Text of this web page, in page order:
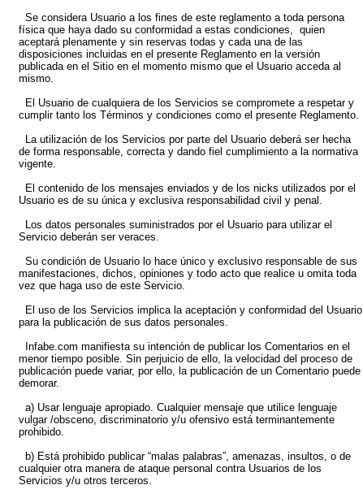
Se considera Usuario a los fines de este reglamento a toda persona
física que haya dado su conformidad a estas condiciones, quien
aceptará plenamente y sin reservas todas y cada una de las
disposiciones incluidas en el presente Reglamento en la versión
publicada en el Sitio en el momento mismo que el Usuario acceda al
mismo.
El Usuario de cualquiera de los Servicios se compromete a respetar y
cumplir tanto los Términos y condiciones como el presente Reglamento.
La utilización de los Servicios por parte del Usuario deberá ser hecha
de forma responsable, correcta y dando fiel cumplimiento a la normativa
vigente.
El contenido de los mensajes enviados y de los nicks utilizados por el
Usuario es de su única y exclusiva responsabilidad civil y penal.
Los datos personales suministrados por el Usuario para utilizar el
Servicio deberán ser veraces.
Su condición de Usuario lo hace único y exclusivo responsable de sus
manifestaciones, dichos, opiniones y todo acto que realice u omita toda
vez que haga uso de este Servicio.
El uso de los Servicios implica la aceptación y conformidad del Usuario
para la publicación de sus datos personales.
Infabe.com manifiesta su intención de publicar los Comentarios en el
menor tiempo posible. Sin perjuicio de ello, la velocidad del proceso de
publicación puede variar, por ello, la publicación de un Comentario puede
demorar.
a) Usar lenguaje apropiado. Cualquier mensaje que utilice lenguaje
vulgar /obsceno, discriminatorio y/u ofensivo está terminantemente
prohibido.
b) Está prohibido publicar “malas palabras”, amenazas, insultos, o de
cualquier otra manera de ataque personal contra Usuarios de los
Servicios y/u otros terceros.